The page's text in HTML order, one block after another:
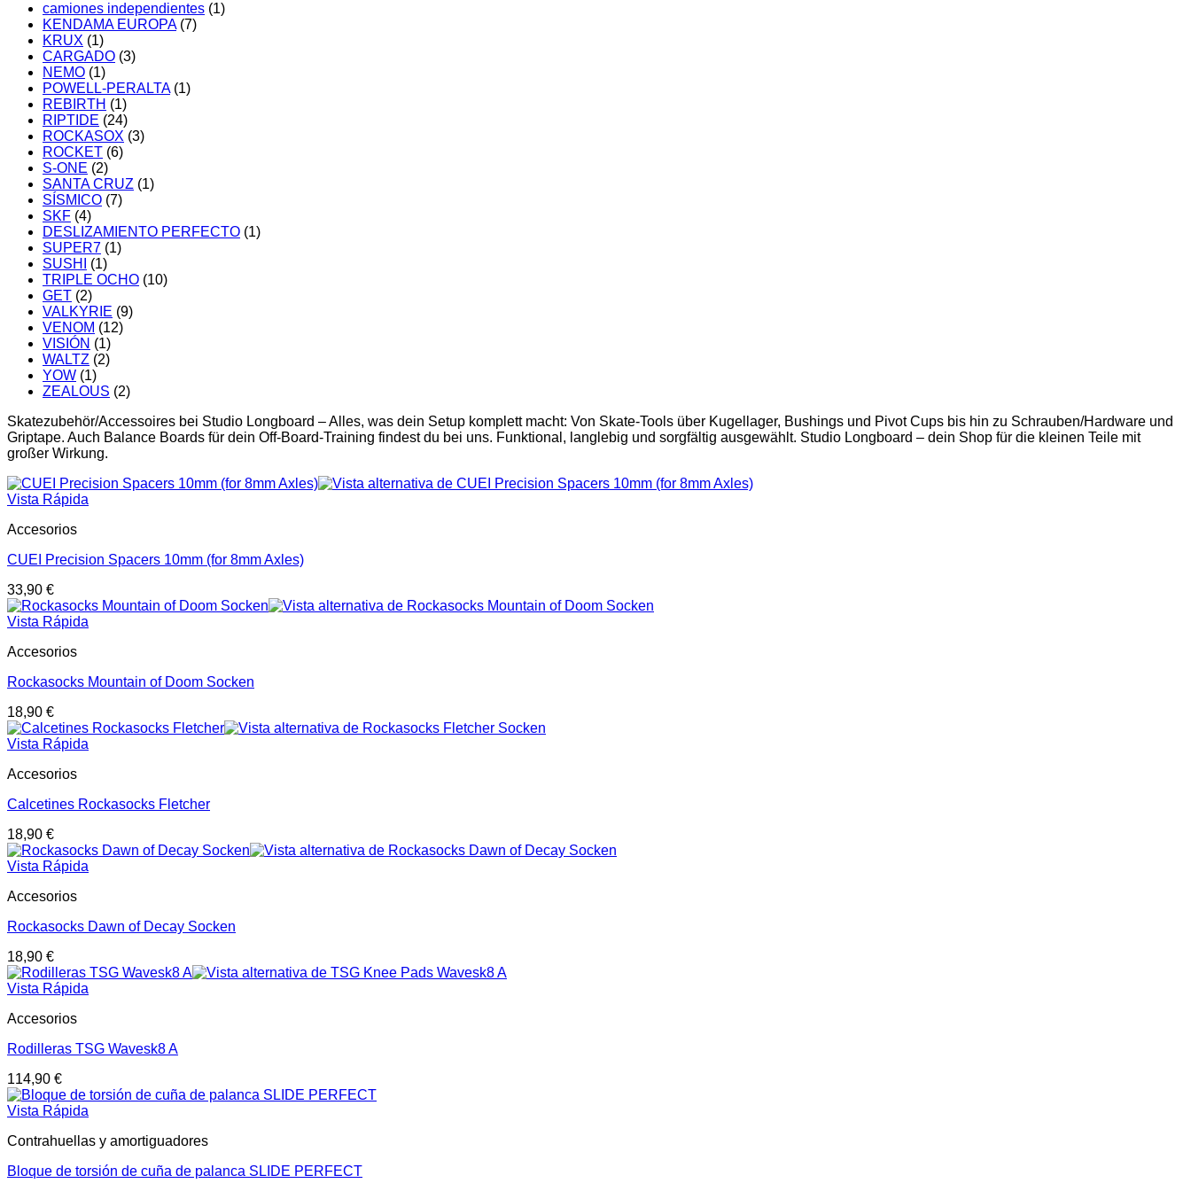
camiones independientes (1)
KENDAMA EUROPA (7)
KRUX (1)
CARGADO (3)
NEMO (1)
POWELL-PERALTA (1)
REBIRTH (1)
RIPTIDE (24)
ROCKASOX (3)
ROCKET (6)
S-ONE (2)
SANTA CRUZ (1)
SÍSMICO (7)
SKF (4)
DESLIZAMIENTO PERFECTO (1)
SUPER7 (1)
SUSHI
(1)
TRIPLE OCHO (10)
GET (2)
VALKYRIE (9)
VENOM (12)
VISIÓN (1)
WALTZ (2)
YOW (1)
ZEALOUS (2)
Skatezubehör/Accessoires bei Studio Longboard – Alles, was dein Setup komplett macht: Von Skate-Tools über Kugellager, Bushings und Pivot Cups bis hin zu Schrauben/Hardware und
Griptape. Auch Balance Boards für dein Off-Board-Training findest du bei uns. Funktional, langlebig und sorgfältig ausgewählt. Studio Longboard – dein Shop für die kleinen Teile mit
großer Wirkung.
Vista Rápida
Accesorios
CUEI Precision Spacers 10mm (for 8mm Axles)
33,90 €
Vista Rápida
Accesorios
Rockasocks Mountain of Doom Socken
18,90 €
Vista Rápida
Accesorios
Calcetines Rockasocks Fletcher
18,90 €
Vista Rápida
Accesorios
Rockasocks Dawn of Decay Socken
18,90 €
Vista Rápida
Accesorios
Rodilleras TSG Wavesk8 A
114,90 €
Vista Rápida
Contrahuellas y amortiguadores
Bloque de torsión de cuña de palanca SLIDE PERFECT